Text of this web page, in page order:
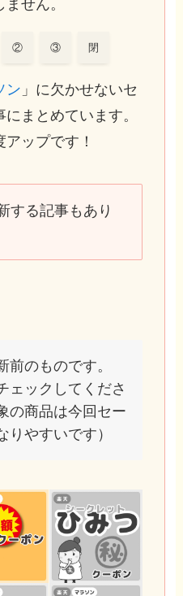
せん。
② ③ 閉
ン 」に欠かせないセ
まとめています。
ップです！
する記事もあり
前のものです。
ェックしてくださ
の商品は今回セー
りやすいです）